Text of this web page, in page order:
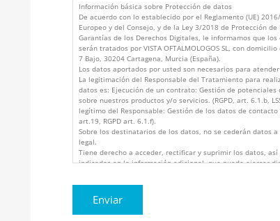
Información básica sobre Protección de datos
De acuerdo con lo establecido por el Reglamento (UE)
Europeo y del Consejo, y de la Ley 3/2018 de Protección de
Garantías de los Derechos Digitales, le informamos que
serán tratados por VISTA OFTALMOLOGOS SL, con
7 Bajo, 30204 Cartagena, Murcia (España).
Los datos aportados por usted son necesarios para
La legitimación del Responsable del Tratamiento para
datos es: Ejecución de un contrato: Gestión de
sobre nuestros productos y/o servicios. (RGPD, art. 6.1.b,
legítimo del Responsable: Gestión de los datos de contacto
art.19, RGPD art. 6.1.f).
Sobre los destinatarios de los datos, no se cederán datos
legal.
Tiene derecho a acceder, rectificar y suprimir los datos, así
indicados en la información adicional, que puede ejercer
Cartagena, Murcia (España).
Los datos proceden del propio interesado.
Puede consultar información adicional y detallada sobre
https://www.vistaoftalmologos.es/politica-de-privacidad/